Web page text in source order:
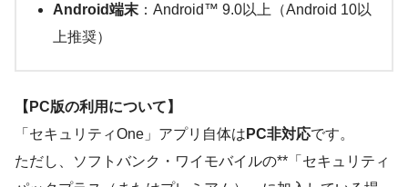
Android端末 ：Android™ 9.0以上（Android 10以
上推奨）
【PC版の利用について】
「セキュリティOne」アプリ自体は PC非対応です。
ただし、ソフトバンク・ワイモバイルの**「セキュリティ